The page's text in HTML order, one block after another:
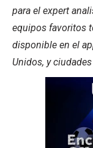
para el expert
equipos favoritos
disponible en el
Unidos, y